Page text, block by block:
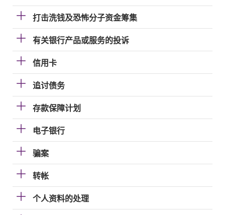
打击洗钱及恐怖分子资金筹集
有关银行产品或服务的投诉
信用卡
追讨债务
存款保障计划
电子银行
骗案
转帐
个人资料的处理